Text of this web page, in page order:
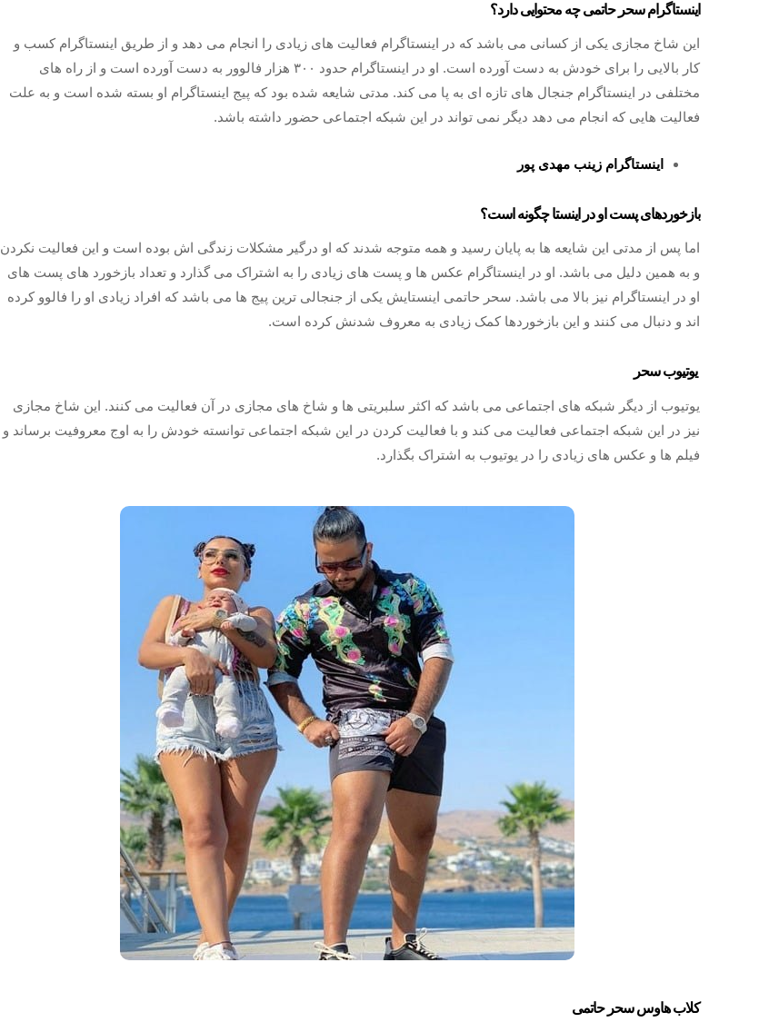
اینستاگرام سحر حاتمی چه محتوایی دارد؟
این شاخ مجازی یکی از کسانی می باشد که در اینستاگرام فعالیت های زیادی را انجام می دهد و از طریق اینستاگرام کسب و
کار بالایی را برای خودش به دست آورده است. او در اینستاگرام حدود ۳۰۰ هزار فالوور به دست آورده است و از راه‌ های
مختلفی در اینستاگرام جنجال‌ های تازه‌ ای به پا می کند. مدتی شایعه شده بود که پیج اینستاگرام او بسته شده است و به علت
فعالیت‌ هایی که انجام می‌ دهد دیگر نمی‌ تواند در این شبکه اجتماعی حضور داشته باشد.
اینستاگرام زینب مهدی پور
بازخوردهای پست او در اینستا چگونه است؟
اما پس از مدتی این شایعه ها به پایان رسید و همه متوجه شدند که او درگیر مشکلات زندگی اش بوده است و این فعالیت نکردن
و به همین دلیل می باشد. او در اینستاگرام عکس ها و پست های زیادی را به اشتراک می گذارد و تعداد بازخورد های پست های
او در اینستاگرام نیز بالا می باشد. سحر حاتمی اینستایش یکی از جنجالی ترین پیج ها می باشد که افراد زیادی او را فالوو کرده
اند و دنبال می کنند و این بازخوردها کمک زیادی به معروف شدنش کرده است.
یوتیوب سحر
یوتیوب از دیگر شبکه‌ های اجتماعی می باشد که اکثر سلبریتی ها و شاخ های مجازی در آن فعالیت می کنند. این شاخ مجازی
نیز در این شبکه اجتماعی فعالیت می‌ کند و با فعالیت کردن در این شبکه اجتماعی توانسته خودش را به اوج معروفیت برساند و
فیلم‌ ها و عکس های زیادی را در یوتیوب به اشتراک بگذارد.
کلاب هاوس سحر حاتمی